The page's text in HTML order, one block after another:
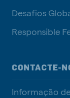
Desafios
Responsible
CONTACTE-
Informação